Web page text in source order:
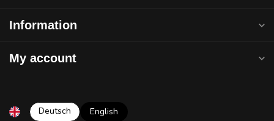
Information
My account
Deutsch English